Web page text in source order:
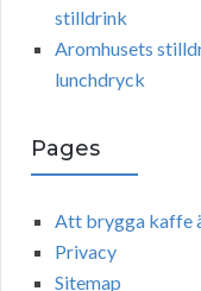
stilldrink
Aromhusets
lunchdryck
Pages
Att brygga kaffe
Privacy
Sitemap